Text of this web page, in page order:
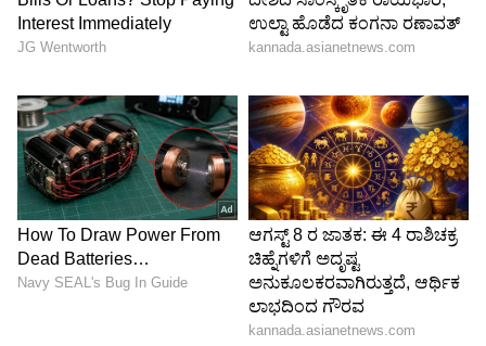
5
6
Image Credit : Our Own
ಚಂದನವನದ ನಟಿ ಸೋನು
‘ಇಂತಿ ನಿನ್ನ ಪ್ರೀತಿಯ’ ಸಿನಿಮಾ ಮೂಲಕ ಚಿತ್ರರಂಗಕ್ಕೆ ಎಂಟ್ರಿ
ಕೊಟ್ಟ ಸೋನು ಗೌಡ, ಇಲ್ಲಿವರೆಗೆ ಕನ್ನಡ, ತಮಿಳು,